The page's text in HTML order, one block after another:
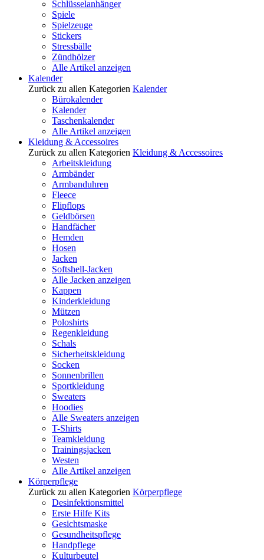
Schlüsselanhänger
Spiele
Spielzeuge
Stickers
Stressbälle
Zündhölzer
Alle Artikel anzeigen
Kalender
Zurück zu allen Kategorien Kalender
Bürokalender
Kalender
Taschenkalender
Alle Artikel anzeigen
Kleidung & Accessoires
Zurück zu allen Kategorien Kleidung & Accessoires
Arbeitskleidung
Armbänder
Armbanduhren
Fleece
Flipflops
Geldbörsen
Handfächer
Hemden
Hosen
Jacken
Softshell-Jacken
Alle Jacken anzeigen
Kappen
Kinderkleidung
Mützen
Poloshirts
Regenkleidung
Schals
Sicherheitskleidung
Socken
Sonnenbrillen
Sportkleidung
Sweaters
Hoodies
Alle Sweaters anzeigen
T-Shirts
Teamkleidung
Trainingsjacken
Westen
Alle Artikel anzeigen
Körperpflege
Zurück zu allen Kategorien Körperpflege
Desinfektionsmittel
Erste Hilfe Kits
Gesichtsmaske
Gesundheitspflege
Handpflege
Kulturbeutel